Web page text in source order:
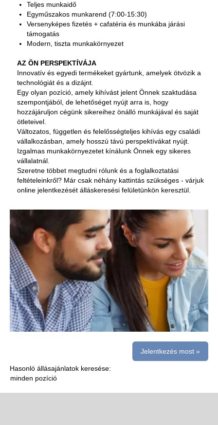
Teljes munkaidő
Egyműszakos munkarend (7:00-15:30)
Versenyképes fizetés + cafatéria és munkába járási
támogatás
Modern, tiszta munkakörnyezet
AZ ÖN PERSPEKTÍVÁJA
Innovatív és egyedi termékeket gyártunk, amelyek ötvözik a
technológiát és a dizájnt.
Egy olyan pozíció, amely kihívást jelent Önnek szaktudása
szempontjából, de lehetőséget nyújt arra is, hogy
hozzájáruljon cégünk sikereihez önálló munkájával és saját
ötleteivel.
Változatos, független és felelősségteljes kihívás egy családi
vállalkozásban, amely hosszú távú perspektívákat nyújt.
Izgalmas munkakörnyezetet kínálunk Önnek egy sikeres
vállalatnál.
Szeretne többet megtudni rólunk és a foglalkoztatási
feltételeinkről? Már csak néhány kattintás szükséges - várjuk
online jelentkezését álláskeresési felületünkön keresztül.
Jelentkezés most »
Hasonló állásajánlatok keresése:
minden pozíció